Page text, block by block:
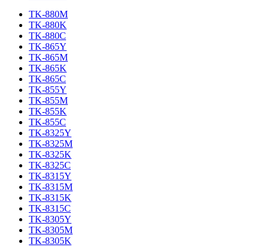
TK-880M
TK-880K
TK-880C
TK-865Y
TK-865M
TK-865K
TK-865C
TK-855Y
TK-855M
TK-855K
TK-855C
TK-8325Y
TK-8325M
TK-8325K
TK-8325C
TK-8315Y
TK-8315M
TK-8315K
TK-8315C
TK-8305Y
TK-8305M
TK-8305K